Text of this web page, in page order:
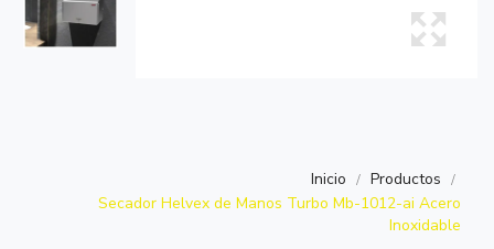
Inicio
Productos
Secador Helvex de Manos Turbo Mb-1012-ai Acero
Inoxidable